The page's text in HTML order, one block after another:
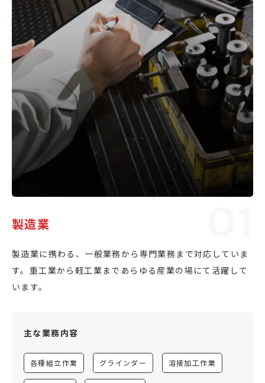
製造業
製造業に携わる、一般業務から専門業務まで対応していま
す。重工業から軽工業まであらゆる産業の場にて活躍して
います。
主な業務内容
各種組立作業 グラインダー 溶接加工作業